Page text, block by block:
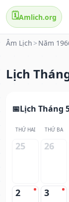
🗓️Amlich.org
Âm Lịch > Năm
Lịch
Lịch Tháng
THỨ HAI THỨ BA
25 26
2 3